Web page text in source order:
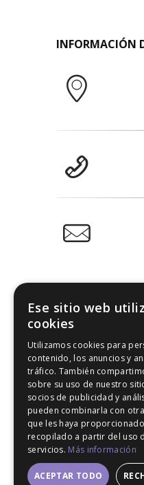
INFORMACIÓN
Ese sitio web
cookies
Utilizamos cookies para
contenido, los anuncios y
tráfico. También
sobre su uso de nuestro
socios de publicidad y
pueden combinarla con
que les haya
recopilado a partir del uso
servicios. Más información
ACEPTAR TODO